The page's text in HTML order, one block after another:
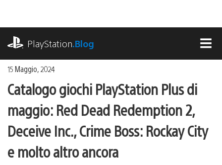
contenuto
PlayStation.Blog
15 Maggio, 2024
Catalogo giochi PlayStation Plus di
maggio: Red Dead Redemption 2,
Deceive Inc., Crime Boss: Rockay City
e molto altro ancora